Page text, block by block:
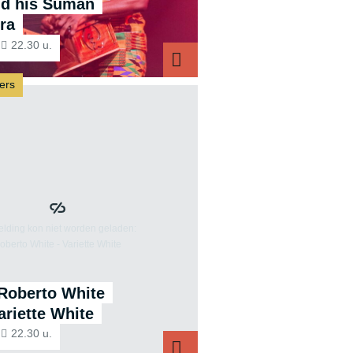
his Suman
22.30 u.
White
White
22.30 u.